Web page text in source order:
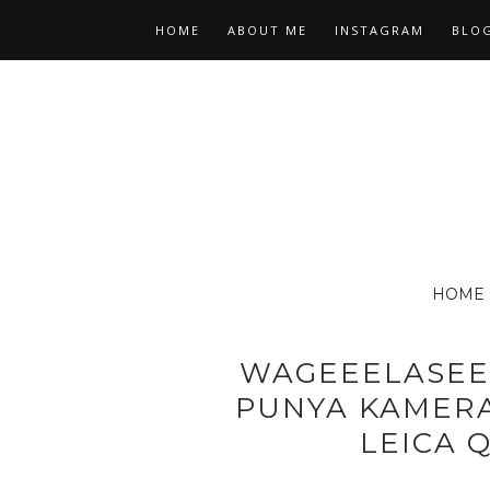
HOME ABOUT ME INSTAGRAM
HOME
PUNYA
LEICA